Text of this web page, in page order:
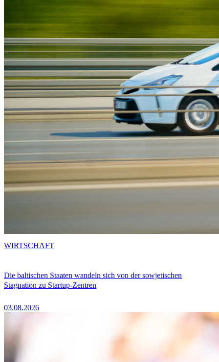
Die baltischen Staaten wandeln sich von der sowjetischen
Stagnation zu Startup-Zentren
03.08.2026
WIRTSCHAFT